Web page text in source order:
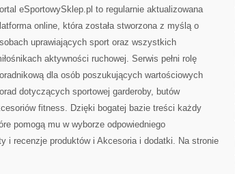
eSportowySklep.pl to regularnie aktualizowana
online, która została stworzona z myślą o
uprawiających sport oraz wszystkich
aktywności ruchowej. Serwis pełni rolę
dla osób poszukujących wartościowych
dotyczących sportowej garderoby, butów
fitness. Dzięki bogatej bazie treści każdy
pomogą mu w wyborze odpowiedniego
i recenzje produktów i Akcesoria i dodatki. Na stronie